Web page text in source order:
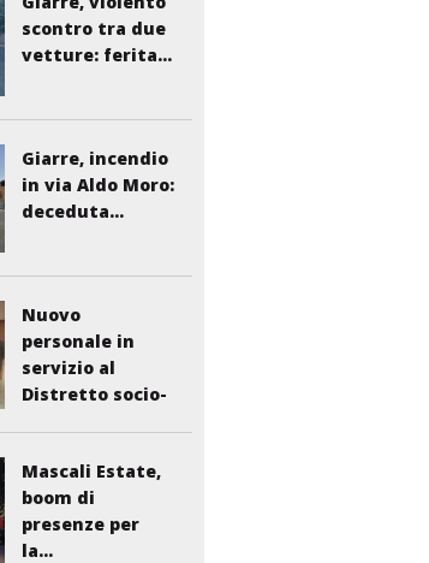
scontro tra due
vetture: ferita...
Giarre, incendio
in via Aldo Moro:
deceduta...
Nuovo
personale in
servizio al
Distretto socio-
Mascali Estate,
boom di
presenze per
la...